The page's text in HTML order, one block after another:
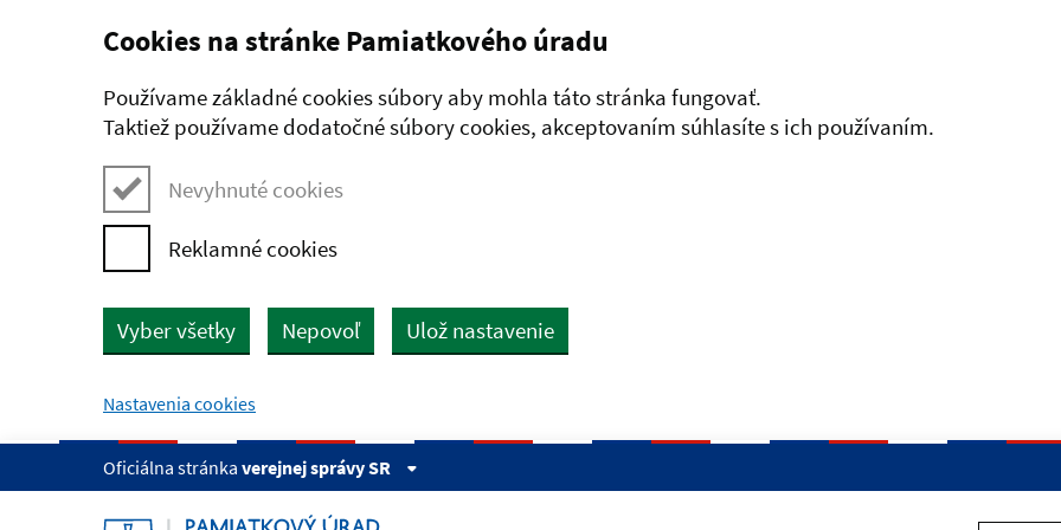
Preskočiť na hlavný obsah
Cookies na stránke Pamiatkového úradu
Používame základné cookies súbory aby mohla táto stránka fungovať.
Taktiež používame dodatočné súbory cookies, akceptovaním súhlasíte s ich používaním.
Nevyhnuté cookies
Reklamné cookies
Vyber všetky Nepovoľ Ulož nastavenie
Nastavenia cookies
Oficiálna stránka verejnej správy SR